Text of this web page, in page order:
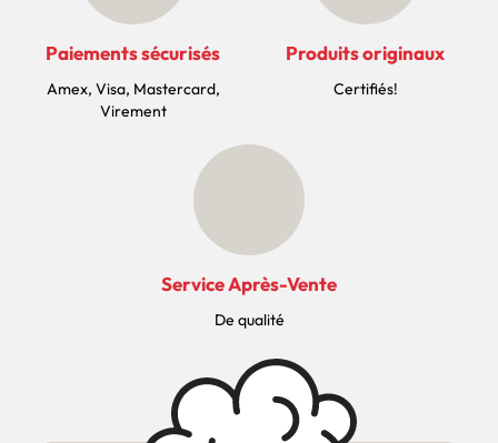
Paiements sécurisés
Amex, Visa, Mastercard,
Virement
Produits originaux
Certifiés!
Service Après-Vente
De qualité